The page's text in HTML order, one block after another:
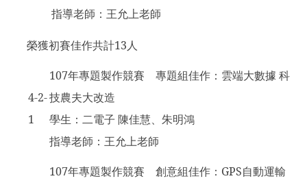
指導老師：王允上老師
榮獲初賽佳作共計13人
4-2-
1
107年專題製作競賽 專題組佳作：雲端大數據 科
技農夫大改造
學生：二電子 陳佳慧、朱明鴻
指導老師：王允上老師
107年專題製作競賽 創意組佳作：GPS自動運輸